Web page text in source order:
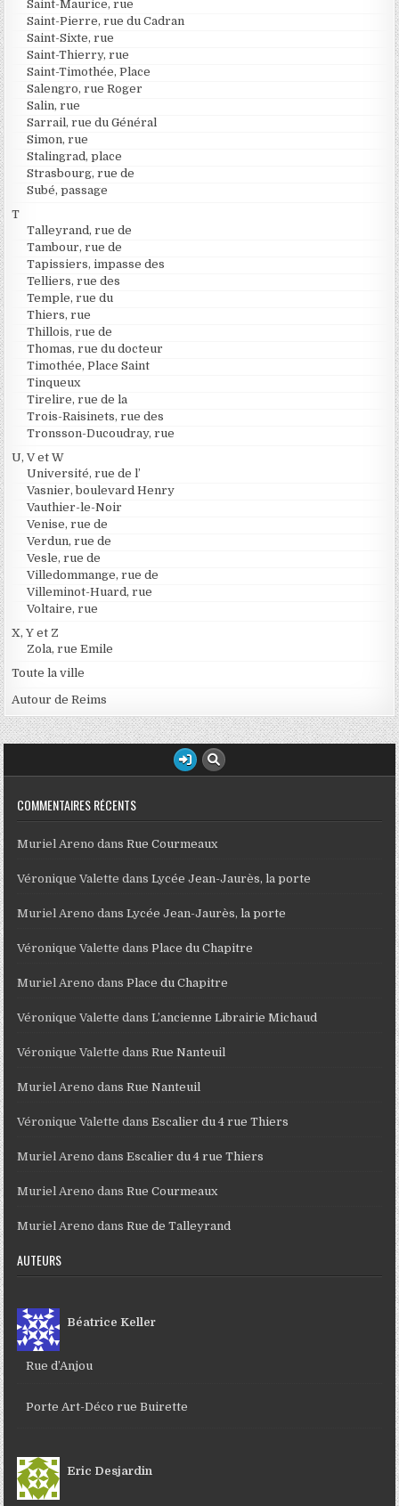
Saint-Maurice, rue
Saint-Pierre, rue du Cadran
Saint-Sixte, rue
Saint-Thierry, rue
Saint-Timothée, Place
Salengro, rue Roger
Salin, rue
Sarrail, rue du Général
Simon, rue
Stalingrad, place
Strasbourg, rue de
Subé, passage
T
Talleyrand, rue de
Tambour, rue de
Tapissiers, impasse des
Telliers, rue des
Temple, rue du
Thiers, rue
Thillois, rue de
Thomas, rue du docteur
Timothée, Place Saint
Tinqueux
Tirelire, rue de la
Trois-Raisinets, rue des
Tronsson-Ducoudray, rue
U, V et W
Université, rue de l’
Vasnier, boulevard Henry
Vauthier-le-Noir
Venise, rue de
Verdun, rue de
Vesle, rue de
Villedommange, rue de
Villeminot-Huard, rue
Voltaire, rue
X, Y et Z
Zola, rue Emile
Toute la ville
Autour de Reims
COMMENTAIRES RÉCENTS
Muriel Areno dansRue Courmeaux
Véronique Valette dansLycée Jean-Jaurès, la porte
Muriel Areno dansLycée Jean-Jaurès, la porte
Véronique Valette dansPlace du Chapitre
Muriel Areno dansPlace du Chapitre
Véronique Valette dansL’ancienne Librairie Michaud
Véronique Valette dansRue Nanteuil
Muriel Areno dansRue Nanteuil
Véronique Valette dansEscalier du 4 rue Thiers
Muriel Areno dansEscalier du 4 rue Thiers
Muriel Areno dansRue Courmeaux
Muriel Areno dansRue de Talleyrand
AUTEURS
Béatrice Keller
Rue d’Anjou
Porte Art-Déco rue Buirette
Eric Desjardin